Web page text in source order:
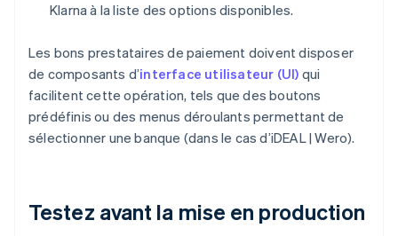
Klarna à la liste des options disponibles.
Les bons prestataires de paiement doivent disposer
de composants d’interface utilisateur (UI) qui
facilitent cette opération, tels que des boutons
prédéfinis ou des menus déroulants permettant de
sélectionner une banque (dans le cas d’iDEAL | Wero).
Testez avant la mise en production